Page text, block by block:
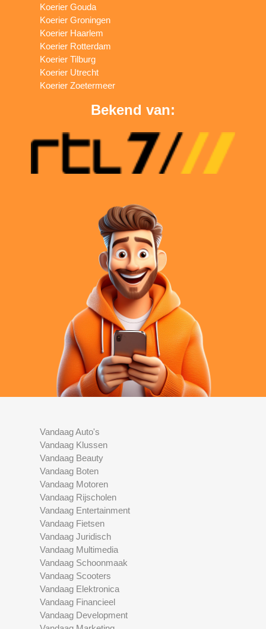
Koerier Gouda
Koerier Groningen
Koerier Haarlem
Koerier Rotterdam
Koerier Tilburg
Koerier Utrecht
Koerier Zoetermeer
Bekend van:
Vandaag Auto's
Vandaag Klussen
Vandaag Beauty
Vandaag Boten
Vandaag Motoren
Vandaag Rijscholen
Vandaag Entertainment
Vandaag Fietsen
Vandaag Juridisch
Vandaag Multimedia
Vandaag Schoonmaak
Vandaag Scooters
Vandaag Elektronica
Vandaag Financieel
Vandaag Development